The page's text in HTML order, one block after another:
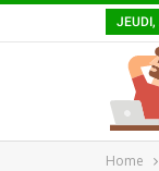
Home